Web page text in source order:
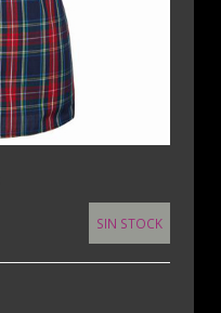
SIN STOCK